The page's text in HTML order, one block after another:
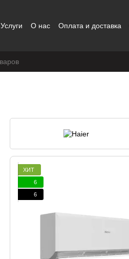
Услуги О нас Оплата и доставка
ХИТ
6
6